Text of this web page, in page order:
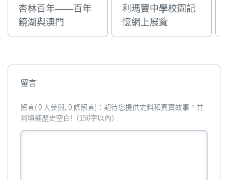
杏林百年——百年
鏡湖與澳門
利瑪竇中學校園記
憶網上展覽
留言
留言( 0 人參與, 0 條留言)：期待您提供史料和真實故事，共
同填補歷史空白!（150字以內）